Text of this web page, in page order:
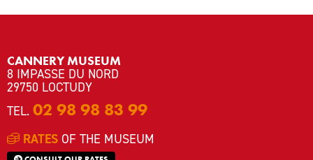
CANNERY MUSEUM
8 IMPASSE DU NORD
02 98 98 83 99
RATESOF THE MUSEUM